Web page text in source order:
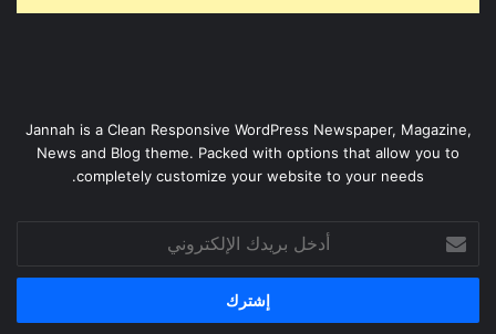
Jannah is a Clean Responsive WordPress Newspaper, Magazine,
News and Blog theme. Packed with options that allow you to
completely customize your website to your needs.
بريدك
الإلكتروني